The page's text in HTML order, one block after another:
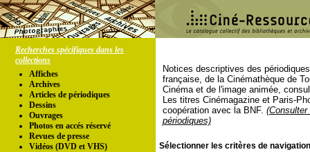
Recherches spécifiques dans les
collections
Affiches
Archives
Articles de périodiques
Dessins
Ouvrages
Photos en accés réservé
Revues de presse
Vidéos (DVD et VHS)
Notices descriptives des
française, de la Cinémathèque de
Cinéma et de l'image animée,
Les titres Cinémagazine et Paris-
coopération avec la BNF.
périodiques)
Sélectionner les critères de